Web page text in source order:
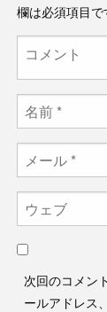
欄は必須項目で
次回のコメン
ールアドレス